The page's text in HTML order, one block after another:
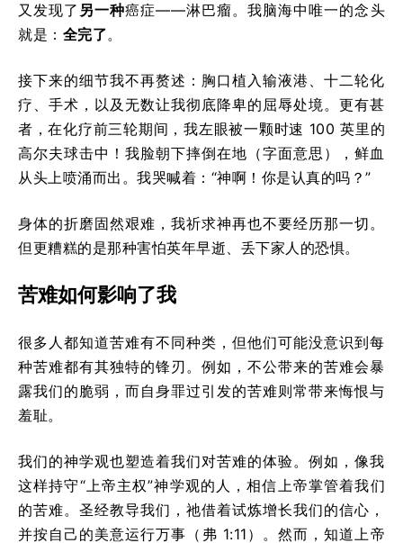
又发现了 另一种癌症——淋巴瘤。我脑海中唯一的念头
就是： 全完了。
接下来的细节我不再赘述：胸口植入输液港、十二轮化
疗、手术，以及无数让我彻底降卑的屈辱处境。更有甚
者，在化疗前三轮期间，我左眼被一颗时速 100 英里的
高尔夫球击中！我脸朝下摔倒在地（字面意思），鲜血
从头上喷涌而出。我哭喊着：“神啊！你是认真的吗？”
身体的折磨固然艰难，我祈求神再也不要经历那一切。
但更糟糕的是那种害怕英年早逝、丢下家人的恐惧。
苦难如何影响了我
很多人都知道苦难有不同种类，但他们可能没意识到每
种苦难都有其独特的锋刃。例如，不公带来的苦难会暴
露我们的脆弱，而自身罪过引发的苦难则常带来悔恨与
羞耻。
我们的神学观也塑造着我们对苦难的体验。例如，像我
这样持守“上帝主权”神学观的人，相信上帝掌管着我们
的苦难。圣经教导我们，祂借着试炼增长我们的信心，
并按自己的美意运行万事（弗 1:11）。然而，知道上帝